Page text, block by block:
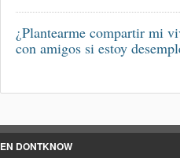
¿Plantearme compartir mi
con amigos si estoy
EN DONTKNOW